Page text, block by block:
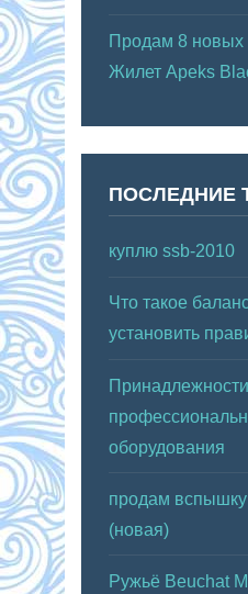
Продам 8
Жилет Apeks
ПОСЛЕДНИЕ
куплю ssb-2010
Что такое
установить
оборудования
продам
(новая)
Ружьё Beuchat